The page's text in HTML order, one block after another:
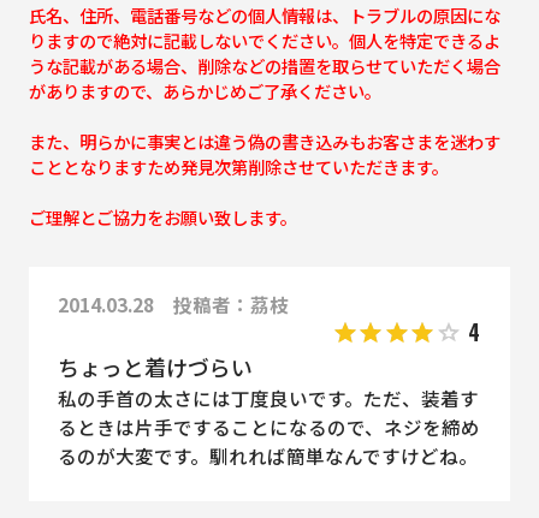
氏名、住所、電話番号などの個人情報は、トラブルの原因にな
りますので絶対に記載しないでください。個人を特定できるよ
うな記載がある場合、削除などの措置を取らせていただく場合
がありますので、あらかじめご了承ください。
また、明らかに事実とは違う偽の書き込みもお客さまを迷わす
こととなりますため発見次第削除させていただきます。
ご理解とご協力をお願い致します。
2014.03.28 投稿者：茘枝
4
ちょっと着けづらい
私の手首の太さには丁度良いです。ただ、装着す
るときは片手ですることになるので、ネジを締め
るのが大変です。馴れれば簡単なんですけどね。